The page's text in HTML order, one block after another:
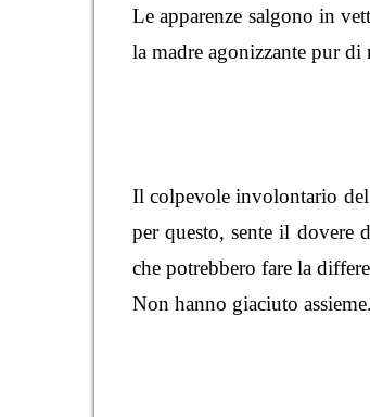
Le apparenze salgono in
la madre agonizzante pur
Il colpevole involontario del
per questo, sente il dovere
che potrebbero fare la
Non hanno giaciuto